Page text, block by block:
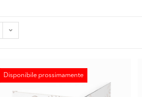
Disponibile prossimamente
ESAURITO